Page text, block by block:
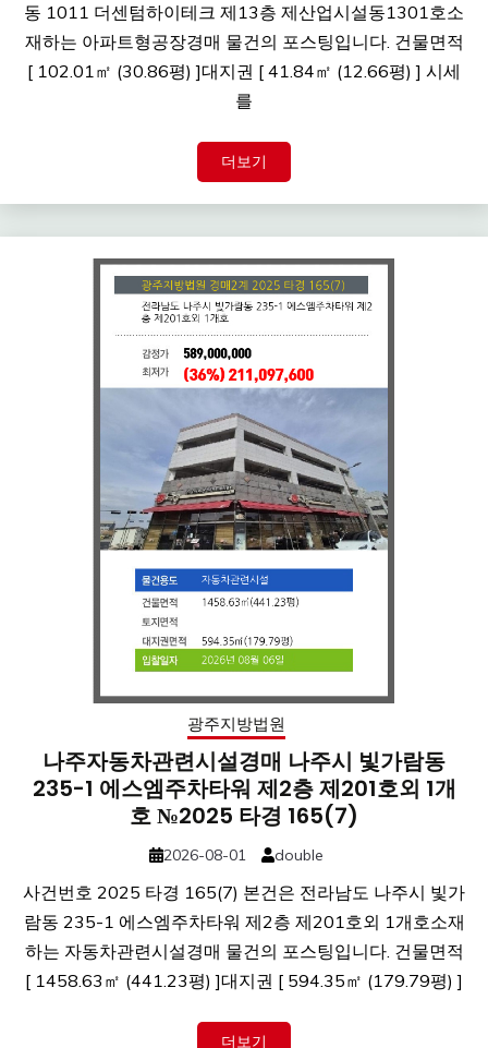
동 1011 더센텀하이테크 제13층 제산업시설동1301호소
재하는 아파트형공장경매 물건의 포스팅입니다. 건물면적
[ 102.01㎡ (30.86평) ]대지권 [ 41.84㎡ (12.66평) ] 시세
를
더보기
광주지방법원
나주자동차관련시설경매 나주시 빛가람동
235-1 에스엠주차타워 제2층 제201호외 1개
호 №2025 타경 165(7)
2026-08-01 double
사건번호 2025 타경 165(7) 본건은 전라남도 나주시 빛가
람동 235-1 에스엠주차타워 제2층 제201호외 1개호소재
하는 자동차관련시설경매 물건의 포스팅입니다. 건물면적
[ 1458.63㎡ (441.23평) ]대지권 [ 594.35㎡ (179.79평) ]
더보기